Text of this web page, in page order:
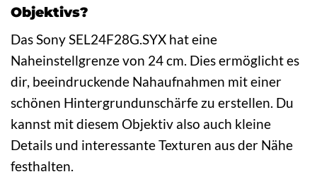
Objektivs?
Das Sony SEL24F28G.SYX hat eine
Naheinstellgrenze von 24 cm. Dies ermöglicht es
dir, beeindruckende Nahaufnahmen mit einer
schönen Hintergrundunschärfe zu erstellen. Du
kannst mit diesem Objektiv also auch kleine
Details und interessante Texturen aus der Nähe
festhalten.